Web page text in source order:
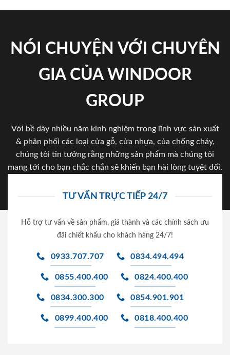
NÓI CHUYỆN VỚI CHUYÊN
GIA CỦA WINDOOR
GROUP
Với bề dày nhiều năm kinh nghiệm trong lĩnh vực sản xuất
& phân phối các loại cửa gỗ, cửa nhựa, của chống cháy,
chúng tôi tin tưởng rằng những sản phẩm mà chúng tôi
mang tới cho bạn chắc chắn sẽ khiến bạn hài lòng tuyệt đối.
TƯ VẤN TRỰC TIẾP 24/7
Hỗ trợ tư vấn về sản phẩm, giá thành và các chính sách ưu
đãi chiết khấu cho khách hàng 24/7!
0933.707.707 0834.494.494
0855.400.400 0824.400.400
0834.300.300 0854.901.901
0899.400.400 0818.400.400